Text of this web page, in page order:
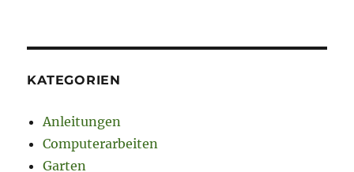
KATEGORIEN
Anleitungen
Computerarbeiten
Garten